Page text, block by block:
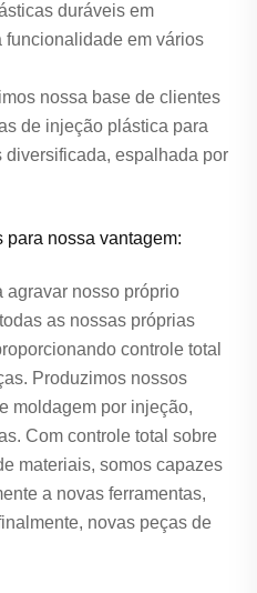
duráveis em
funcionalidade em vários
nossa base de clientes
de injeção plástica para
espalhada por
para nossa vantagem:
agravar nosso próprio
as nossas próprias
controle total
Produzimos nossos
moldagem por injeção,
Com controle total sobre
materiais, somos capazes
a novas ferramentas,
novas peças de